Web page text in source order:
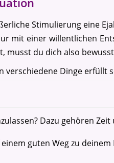
Stimulierung eine
mit einer willentlichen
musst du dich also
verschiedene Dinge erfüllt
Dazu gehören
guten Weg zu